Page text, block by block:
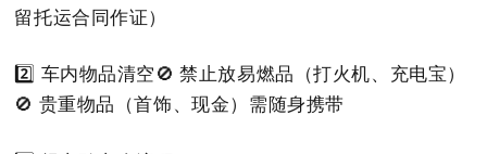
留托运合同作证）
2️⃣ 车内物品清空🚫 禁止放易燃品（打火机、充电宝）
🚫 贵重物品（首饰、现金）需随身携带